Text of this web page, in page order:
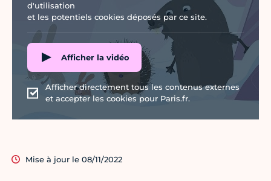
d'utilisation
et les potentiels cookies déposés par ce site.
Afficher la vidéo
Afficher directement tous les contenus externes
et accepter les cookies pour Paris.fr.
Mise à jour le 08/11/2022